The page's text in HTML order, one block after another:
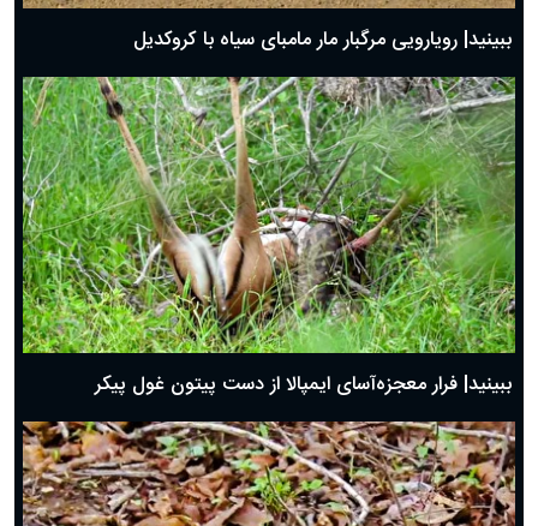
ببینید| رویارویی مرگبار مار مامبای سیاه با کروکدیل
ببینید| فرار معجزه‌آسای ایمپالا از دست پیتون غول پیکر